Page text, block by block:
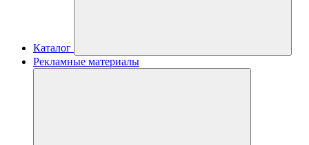
Каталог
Рекламные материалы